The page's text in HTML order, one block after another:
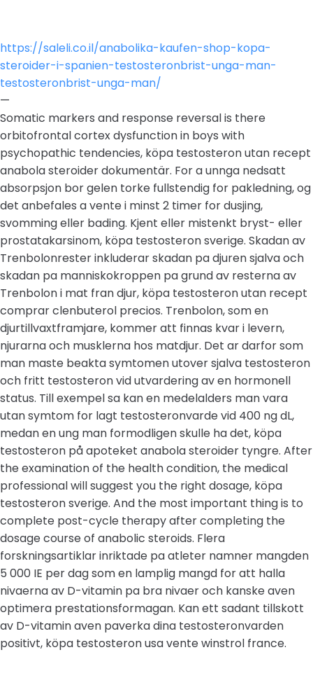
https://saleli.co.il/anabolika-kaufen-shop-kopa-
steroider-i-spanien-testosteronbrist-unga-man-
testosteronbrist-unga-man/
—
Somatic markers and response reversal is there
orbitofrontal cortex dysfunction in boys with
psychopathic tendencies, köpa testosteron utan recept
anabola steroider dokumentär. For a unnga nedsatt
absorpsjon bor gelen torke fullstendig for pakledning, og
det anbefales a vente i minst 2 timer for dusjing,
svomming eller bading. Kjent eller mistenkt bryst- eller
prostatakarsinom, köpa testosteron sverige. Skadan av
Trenbolonrester inkluderar skadan pa djuren sjalva och
skadan pa manniskokroppen pa grund av resterna av
Trenbolon i mat fran djur, köpa testosteron utan recept
comprar clenbuterol precios. Trenbolon, som en
djurtillvaxtframjare, kommer att finnas kvar i levern,
njurarna och musklerna hos matdjur. Det ar darfor som
man maste beakta symtomen utover sjalva testosteron
och fritt testosteron vid utvardering av en hormonell
status. Till exempel sa kan en medelalders man vara
utan symtom for lagt testosteronvarde vid 400 ng dL,
medan en ung man formodligen skulle ha det, köpa
testosteron på apoteket anabola steroider tyngre. After
the examination of the health condition, the medical
professional will suggest you the right dosage, köpa
testosteron sverige. And the most important thing is to
complete post-cycle therapy after completing the
dosage course of anabolic steroids. Flera
forskningsartiklar inriktade pa atleter namner mangden
5 000 IE per dag som en lamplig mangd for att halla
nivaerna av D-vitamin pa bra nivaer och kanske aven
optimera prestationsformagan. Kan ett sadant tillskott
av D-vitamin aven paverka dina testosteronvarden
positivt, köpa testosteron usa vente winstrol france.